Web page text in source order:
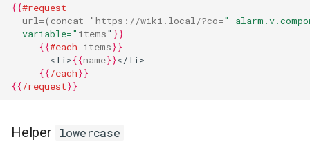
{{#request
url=(concat "https://wiki.local/?co="
  variable="
items" }}
{{#each items}}
       <li>
{{name}}</li>
{{/each}}
{{/request}}
Helper lowercase